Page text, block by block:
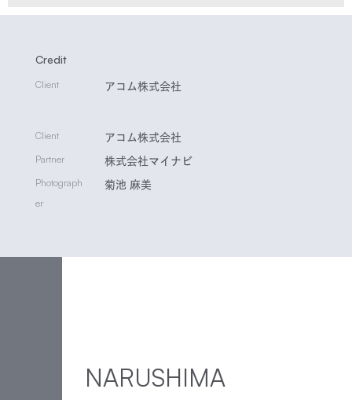
Credit
Client アコム株式会社
Client アコム株式会社
Partner 株式会社マイナビ
Photograph
er
菊池 麻美
NARUSHIMA